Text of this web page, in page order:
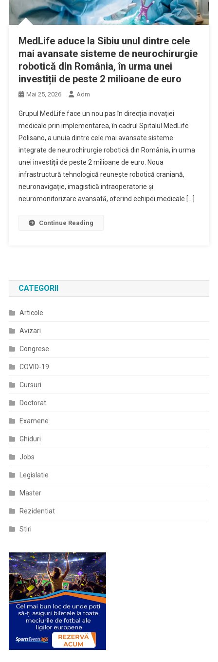
MedLife aduce la Sibiu unul dintre cele
mai avansate sisteme de neurochirurgie
robotică din România, în urma unei
investiții de peste 2 milioane de euro
Mai 25, 2026 Adm
Grupul MedLife face un nou pas în direcția inovației
medicale prin implementarea, în cadrul Spitalul MedLife
Polisano, a unuia dintre cele mai avansate sisteme
integrate de neurochirurgie robotică din România, în urma
unei investiții de peste 2 milioane de euro. Noua
infrastructură tehnologică reunește robotică craniană,
neuronavigație, imagistică intraoperatorie și
neuromonitorizare avansată, oferind echipei medicale […]
Continue Reading
CATEGORII
Articole
Avizari
Congrese
COVID-19
Cursuri
Doctorat
Examene
Ghiduri
Jobs
Legislatie
Master
Rezidentiat
Stiri